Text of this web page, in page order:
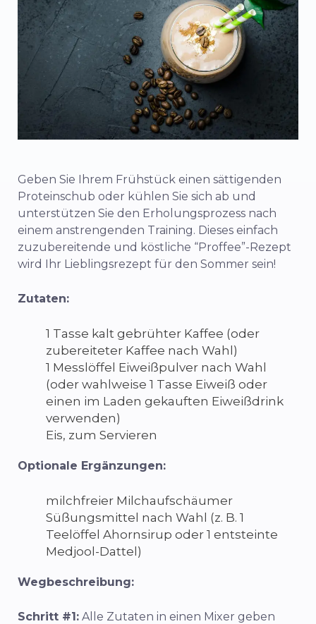
Geben Sie Ihrem Frühstück einen sättigenden
Proteinschub oder kühlen Sie sich ab und
unterstützen Sie den Erholungsprozess nach
einem anstrengenden Training. Dieses einfach
zuzubereitende und köstliche “Proffee”-Rezept
wird Ihr Lieblingsrezept für den Sommer sein!
Zutaten:
1 Tasse kalt gebrühter Kaffee (oder
zubereiteter Kaffee nach Wahl)
1 Messlöffel Eiweißpulver nach Wahl
(oder wahlweise 1 Tasse Eiweiß oder
einen im Laden gekauften Eiweißdrink
verwenden)
Eis, zum Servieren
Optionale Ergänzungen:
milchfreier Milchaufschäumer
Süßungsmittel nach Wahl (z. B. 1
Teelöffel Ahornsirup oder 1 entsteinte
Medjool-Dattel)
Wegbeschreibung:
Schritt #1: Alle Zutaten in einen Mixer geben